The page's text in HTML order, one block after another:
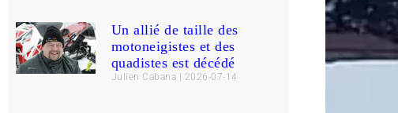
Un allié de taille des
motoneigistes et des
quadistes est décédé
Julien Cabana 2026-07-14